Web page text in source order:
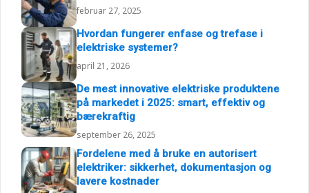
februar 27, 2025
Hvordan fungerer enfase og trefase i
elektriske systemer?
april 21, 2026
De mest innovative elektriske produktene
på markedet i 2025: smart, effektiv og
bærekraftig
september 26, 2025
Fordelene med å bruke en autorisert
elektriker: sikkerhet, dokumentasjon og
lavere kostnader